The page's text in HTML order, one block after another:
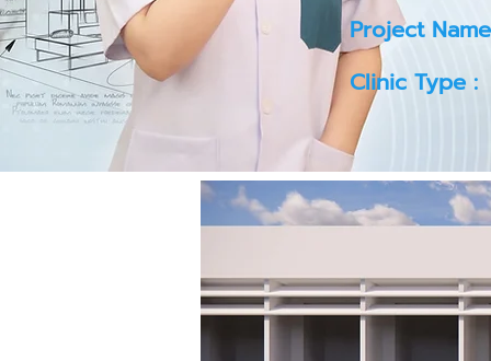
Project
Clinic Type :